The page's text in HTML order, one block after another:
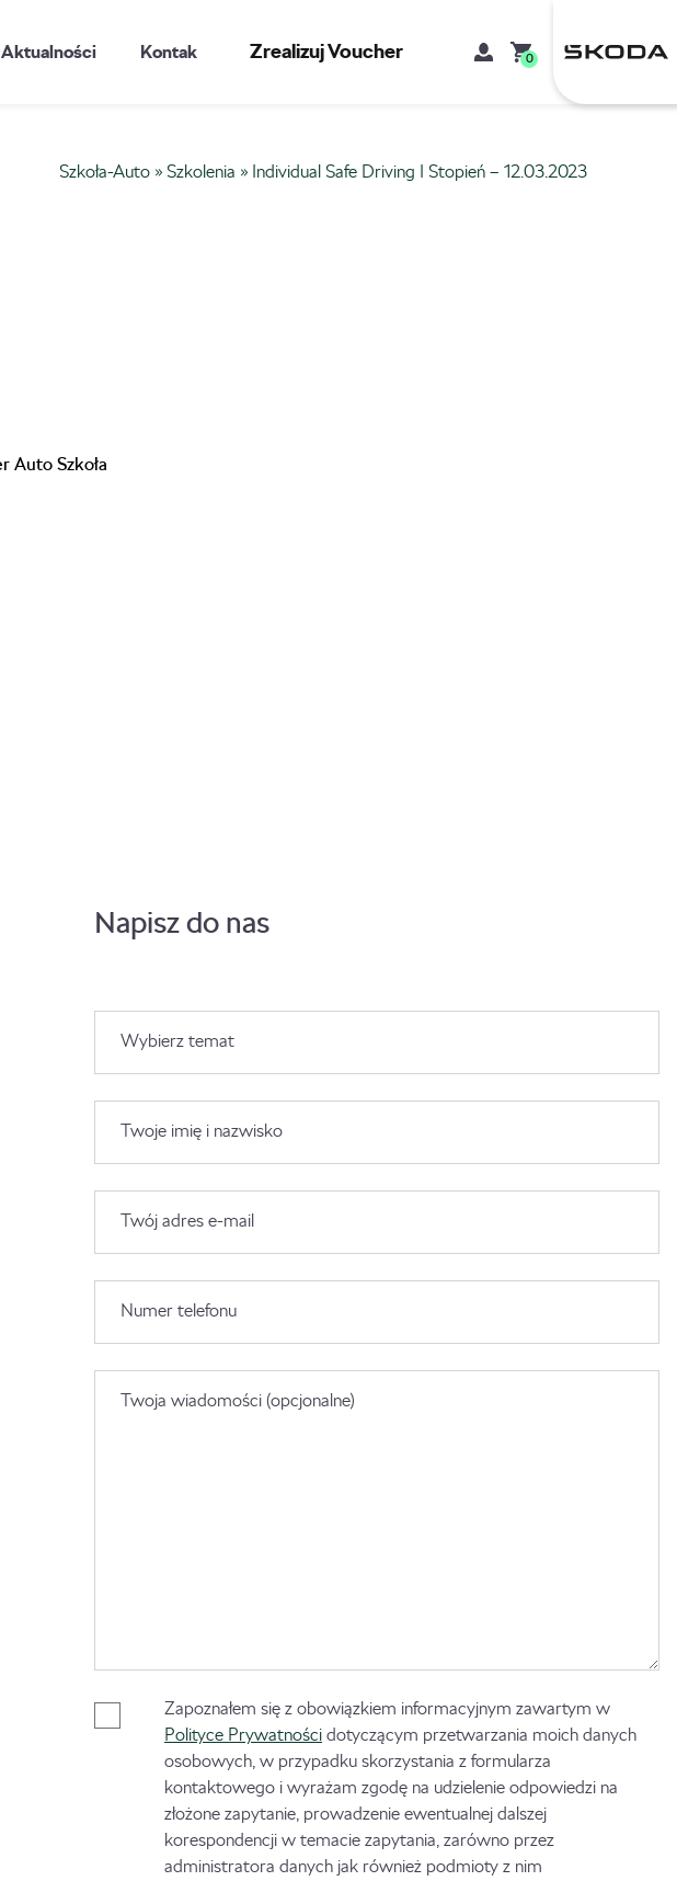
Aktualności Kontakt Zrealizuj Voucher 0
Szkoła-Auto »Szkolenia » Individual Safe Driving I Stopień – 12.03.2023
Napisz do nas
Wybierz temat
Twoje imię i nazwisko
Twój adres e-mail
Numer telefonu
Twoja wiadomości (opcjonalne)
Zapoznałem się z obowiązkiem informacyjnym zawartym w
Polityce Prywatnościdotyczącym przetwarzania moich danych
osobowych, w przypadku skorzystania z formularza
kontaktowego i wyrażam zgodę na udzielenie odpowiedzi na
złożone zapytanie, prowadzenie ewentualnej dalszej
korespondencji w temacie zapytania, zarówno przez
administratora danych jak również podmioty z nim